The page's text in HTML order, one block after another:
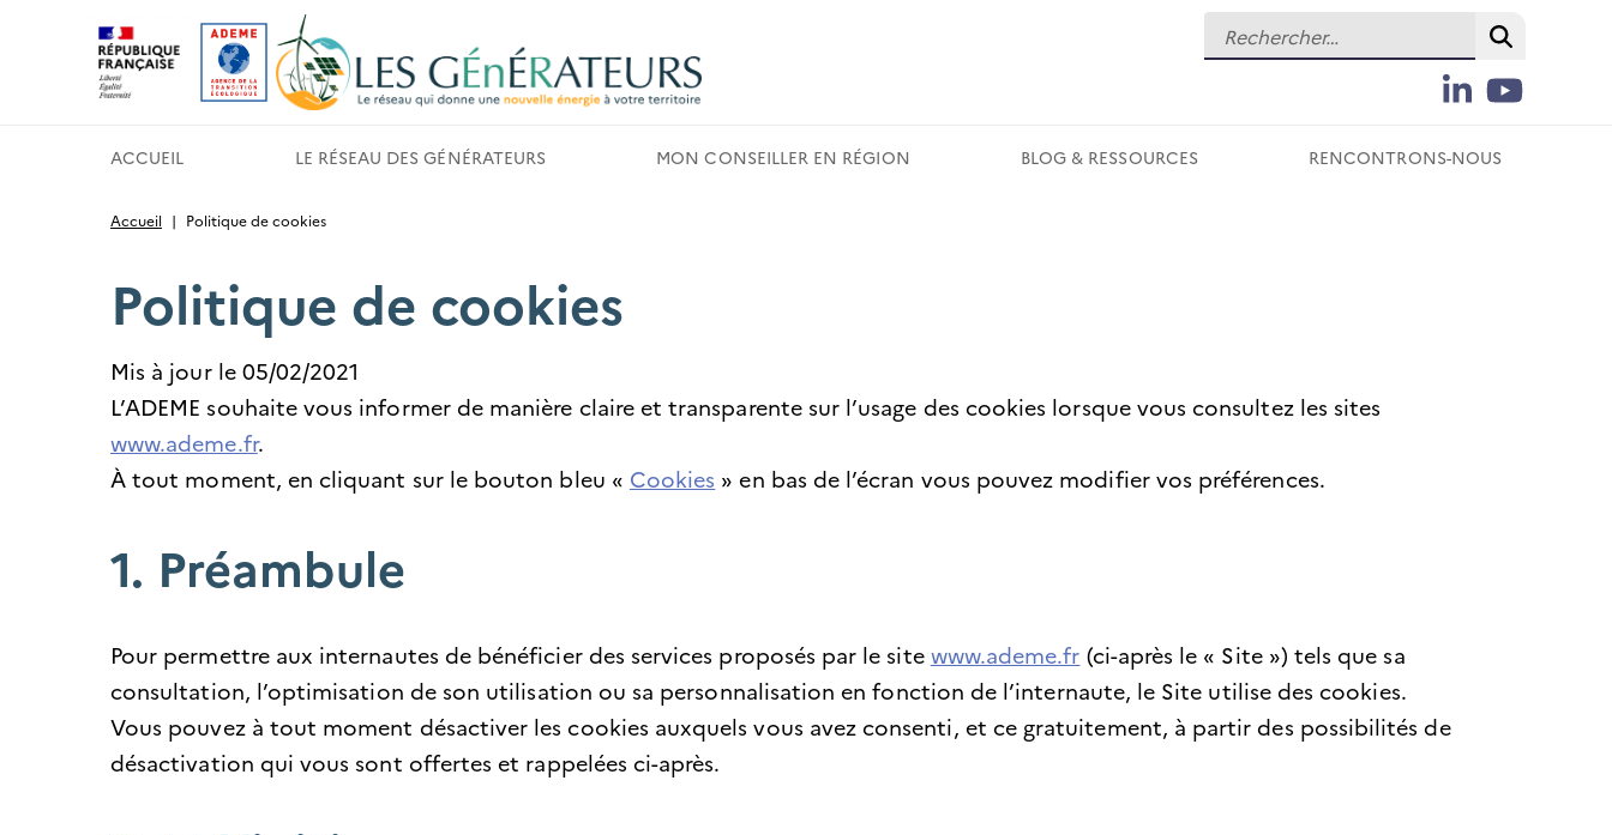
Rechercher :
LinkedInYouTube
ACCUEIL LE RÉSEAU DES GÉNÉRATEURS MON CONSEILLER EN RÉGION BLOG & RESSOURCES RENCONTRONS-NOUS
Accueil | Politique de cookies
Politique de cookies
Mis à jour le 05/02/2021
L’ADEME souhaite vous informer de manière claire et transparente sur l’usage des cookies lorsque vous consultez les sites
www.ademe.fr.
À tout moment, en cliquant sur le bouton bleu « Cookies » en bas de l’écran vous pouvez modifier vos préférences.
1. Préambule
Pour permettre aux internautes de bénéficier des services proposés par le site www.ademe.fr (ci-après le « Site ») tels que sa
consultation, l’optimisation de son utilisation ou sa personnalisation en fonction de l’internaute, le Site utilise des cookies.
Vous pouvez à tout moment désactiver les cookies auxquels vous avez consenti, et ce gratuitement, à partir des possibilités de
désactivation qui vous sont offertes et rappelées ci-après.